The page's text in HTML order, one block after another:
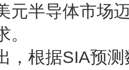
元半导体市场
，根据SIA预